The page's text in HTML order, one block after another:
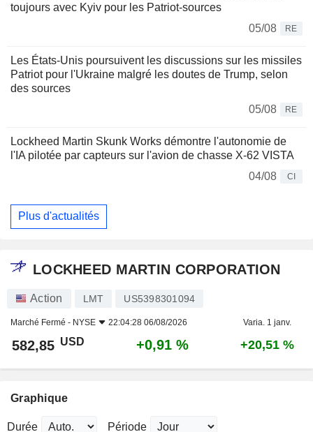
toujours avec Kyiv pour les Patriot-sources
05/08
RE
Les États-Unis poursuivent les discussions sur les missiles
Patriot pour l'Ukraine malgré les doutes de Trump, selon
des sources
05/08
RE
Lockheed Martin Skunk Works démontre l'autonomie de
l'IA pilotée par capteurs sur l'avion de chasse X-62 VISTA
04/08
CI
Plus d'actualités
LOCKHEED MARTIN CORPORATION
Action LMT US5398301094
Marché Fermé - NYSE 22:04:28 06/08/2026 Varia. 1 janv.
582,85 USD +0,91 % +20,51 %
Graphique
Durée Période